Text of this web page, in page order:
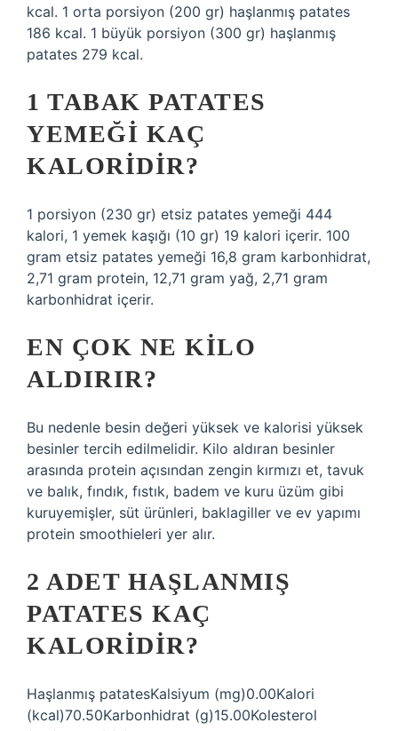
kcal. 1 orta porsiyon (200 gr) haşlanmış patates
186 kcal. 1 büyük porsiyon (300 gr) haşlanmış
patates 279 kcal.
1 TABAK PATATES
YEMEĞI KAÇ
KALORIDIR?
1 porsiyon (230 gr) etsiz patates yemeği 444
kalori, 1 yemek kaşığı (10 gr) 19 kalori içerir. 100
gram etsiz patates yemeği 16,8 gram karbonhidrat,
2,71 gram protein, 12,71 gram yağ, 2,71 gram
karbonhidrat içerir.
EN ÇOK NE KILO
ALDIRIR?
Bu nedenle besin değeri yüksek ve kalorisi yüksek
besinler tercih edilmelidir. Kilo aldıran besinler
arasında protein açısından zengin kırmızı et, tavuk
ve balık, fındık, fıstık, badem ve kuru üzüm gibi
kuruyemişler, süt ürünleri, baklagiller ve ev yapımı
protein smoothieleri yer alır.
2 ADET HAŞLANMIŞ
PATATES KAÇ
KALORIDIR?
Haşlanmış patatesKalsiyum (mg)0.00Kalori
(kcal)70.50Karbonhidrat (g)15.00Kolesterol